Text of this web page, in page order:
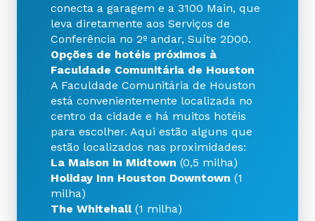
conecta a garagem e a 3100 Main, que
leva diretamente aos Serviços de
Conferência no 2º andar, Suíte 2D00.
Opções de hotéis próximos à
Faculdade Comunitária de Houston
A Faculdade Comunitária de Houston
está convenientemente localizada no
centro da cidade e há muitos hotéis
para escolher. Aqui estão alguns que
estão localizados nas proximidades:
La Maison in Midtown (0,5 milha)
Holiday Inn Houston Downtown (1
milha)
The Whitehall(1 milha)